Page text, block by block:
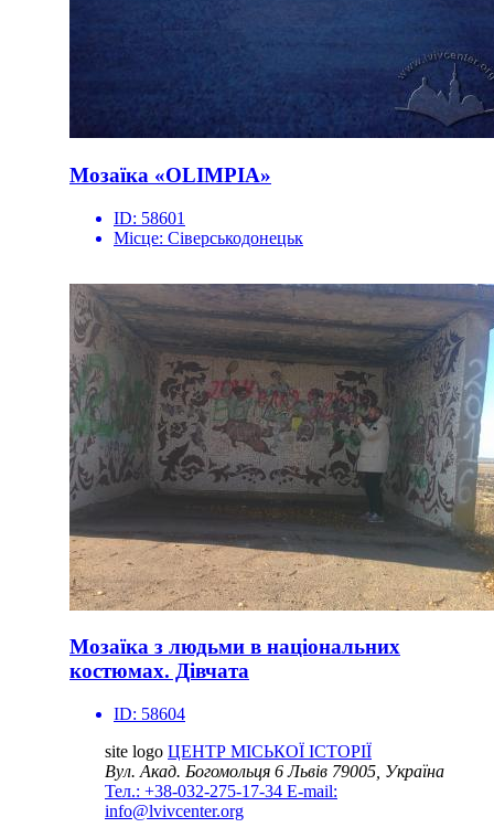
Мозаїка «OLIMPIA»
ID: 58601
Місце: Сіверськодонецьк
Мозаїка з людьми в національних
костюмах. Дівчата
ID: 58604
site logo ЦЕНТР МІСЬКОЇ ІСТОРІЇ
Вул. Акад. Богомольця 6Львів 79005, Україна
Тел.: +38-032-275-17-34 E-mail:
info@lvivcenter.org